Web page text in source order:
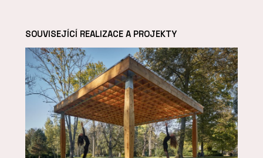
SOUVISEJÍCÍ REALIZACE A PROJEKTY